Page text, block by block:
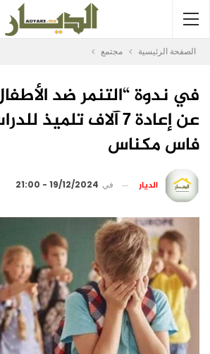
الصفحة الرئيسية مجتمع
في ندوة “التنمر ضد
عن إعادة 7 آلاف
فاس مكناس
الديار في 19/12/2024 - 21:00